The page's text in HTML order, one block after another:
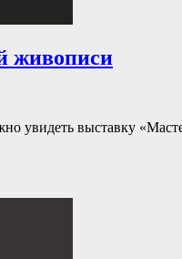
живописи
увидеть выставку